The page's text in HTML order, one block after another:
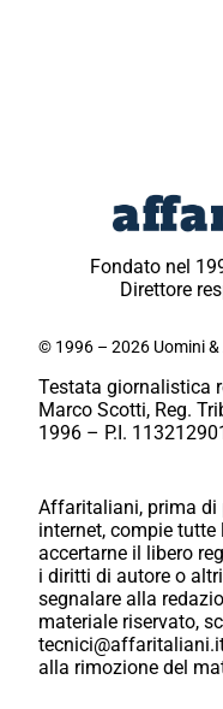
Fondato nel
Direttore
© 1996 – 2026 Uomini
Testata giornalistica
Marco Scotti, Reg.
1996 – P.I.
Affaritaliani, prima di
internet, compie
accertarne il libero
i diritti di autore o
segnalare alla
materiale riservato,
alla rimozione del